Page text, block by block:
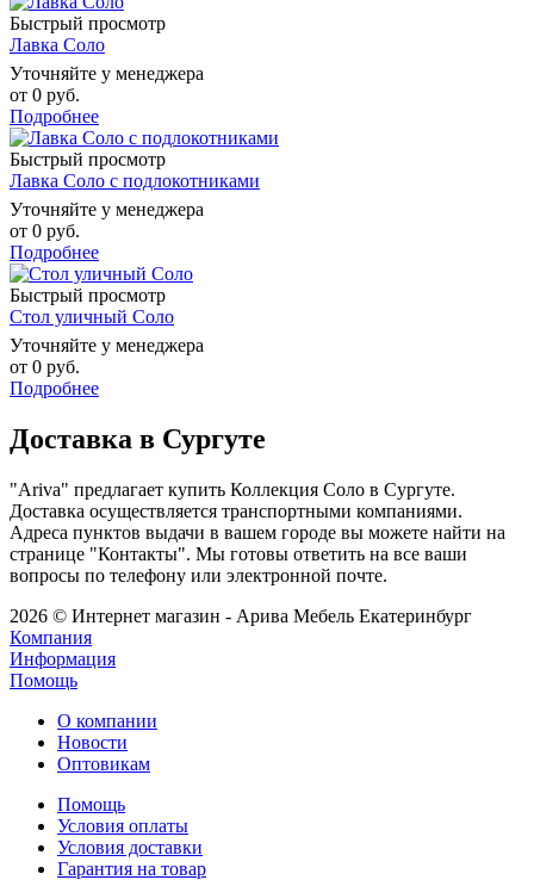
Быстрый просмотр
Лавка Соло
Уточняйте у менеджера
от 0 руб.
Подробнее
Быстрый просмотр
Лавка Соло с подлокотниками
Уточняйте у менеджера
от 0 руб.
Подробнее
Быстрый просмотр
Стол уличный Соло
Уточняйте у менеджера
от 0 руб.
Подробнее
Доставка в Сургуте
"Ariva" предлагает купить Коллекция Соло в Сургуте.
Доставка осуществляется транспортными компаниями.
Адреса пунктов выдачи в вашем городе вы можете найти на
странице "Контакты". Мы готовы ответить на все ваши
вопросы по телефону или электронной почте.
2026 © Интернет магазин - Арива Мебель Екатеринбург
Компания
Информация
Помощь
О компании
Новости
Оптовикам
Помощь
Условия оплаты
Условия доставки
Гарантия на товар